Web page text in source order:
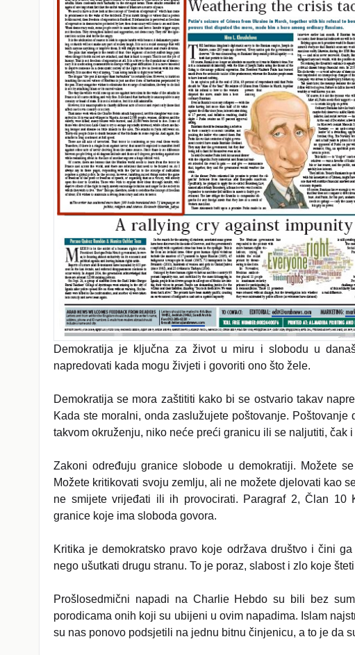
Demokratija je ključna za život u miru i slobodu u
napredovati kada mogu živjeti i govoriti ono što žele.
Demokratija se mora zaštititi kako bi se ostvario takav
Kada ste moralni, onda zaslužujete poštovanje.
takvom okruženju, niko neće preći granicu ili se naljutiti, čak
Zakoni određuju granice slobode u demokratiji. Možete
Možete kritikovati svoju zemlju, ali ne možete djelovati kao
ne smijete vrijeđati ili ih provocirati. Paragraf 2, Član 10
granice koje ima sloboda govora.
Kritika je demokratsko pravo koje održava društvo i čini
nego ušutkati drugu stranu. To je poraz, slabost i zlo koje
Prošlosedmični napadi na Charlie Hebdo su bili bez
porodicama onih koji su ubijeni u ovim napadima. Islam
su nas ponovo podsjetili na jednu bitnu činjenicu, a to je da